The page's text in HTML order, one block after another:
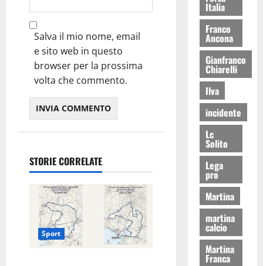
Salva il mio nome, email
e sito web in questo
browser per la prossima
volta che commento.
STORIE CORRELATE
Sport
Italia
Franco
Ancona
Gianfranco
Chiarelli
Ilva
incidente
Lc
Solito
Lega
pro
Martina
martina
calcio
Martina
Franca